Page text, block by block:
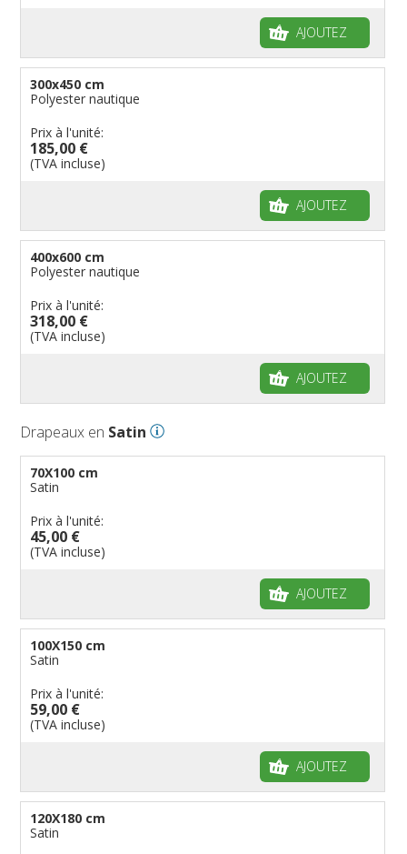
AJOUTEZ
300x450 cm
Polyester nautique
Prix à l'unité:
185,00 €
(TVA incluse)
AJOUTEZ
400x600 cm
Polyester nautique
Prix à l'unité:
318,00 €
(TVA incluse)
AJOUTEZ
Drapeaux en Satin
70X100 cm
Satin
Prix à l'unité:
45,00 €
(TVA incluse)
AJOUTEZ
100X150 cm
Satin
Prix à l'unité:
59,00 €
(TVA incluse)
AJOUTEZ
120X180 cm
Satin